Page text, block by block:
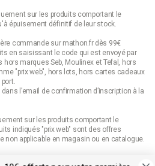
sur les produits comportant le
épuisement définitif de leur stock.
commande sur mathon.fr dès 99€
en saisissant le code qui est envoyé par
hors marques Seb, Moulinex et Tefal, hors
"prix web", hors lots, hors cartes cadeaux
l’email de confirmation d’inscription à la
sur les produits comportant le
indiqués "prix web" sont des offres
non applicable en magasin ou en catalogue.